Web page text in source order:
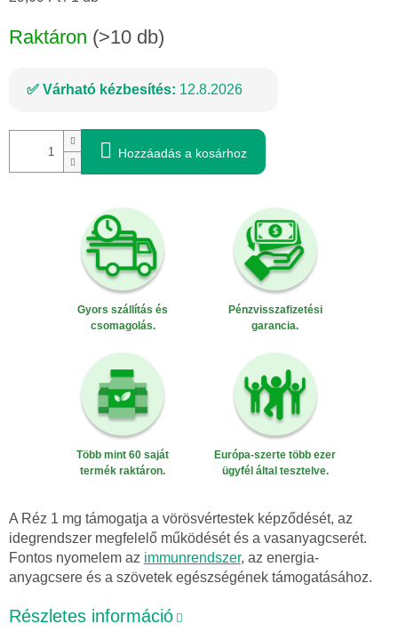
Raktáron (>10 db)
Várható kézbesítés: 12.8.2026
Hozzáadás a kosárhoz
Gyors szállítás és
csomagolás.
Pénzvisszafizetési
garancia.
Több mint 60 saját
termék raktáron.
Európa-szerte több ezer
ügyfél által tesztelve.
A Réz 1 mg támogatja a vörösvértestek képződését, az
idegrendszer megfelelő működését és a vasanyagcserét.
Fontos nyomelem az immunrendszer, az energia-
anyagcsere és a szövetek egészségének támogatásához.
Részletes információ